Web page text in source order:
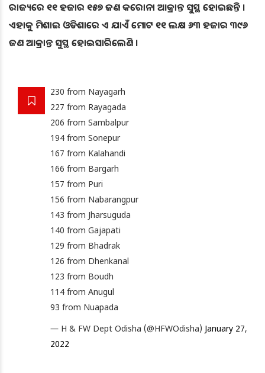
ରାଜ୍ୟରେ ୧୧ ହଜାର ୧୫୭ ଜଣ କରୋନା ଆକ୍ରାନ୍ତ ସୁସ୍ଥ ହୋଇଛନ୍ତି ।
ଏହାକୁ ମିଶାଇ ଓଡିଶାରେ ଏ ଯାଏଁ ମୋଟ ୧୧ ଲକ୍ଷ ୬୩ ହଜାର ୩୯୬
ଜଣ ଆକ୍ରାନ୍ତ ସୁସ୍ଥ ହୋଇସାରିଲେଣି ।
230 from Nayagarh
227 from Rayagada
206 from Sambalpur
194 from Sonepur
167 from Kalahandi
166 from Bargarh
157 from Puri
156 from Nabarangpur
143 from Jharsuguda
140 from Gajapati
129 from Bhadrak
126 from Dhenkanal
123 from Boudh
114 from Anugul
93 from Nuapada
— H & FW Dept Odisha (@HFWOdisha) January 27,
2022